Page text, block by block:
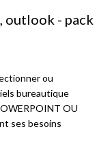
outlook - pack
ou
bureautique
OU
ses besoins